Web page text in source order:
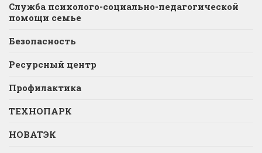
Служба психолого-социально-педагогической
помощи семье
Безопасность
Ресурсный центр
Профилактика
ТЕХНОПАРК
НОВАТЭК